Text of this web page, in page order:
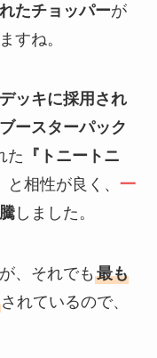
たチョッパーが
すね。
ッキに採用され
ブースターパック
た 『トニートニ
と相性が良く、 一
しました。
、それでも 最も
されているので、